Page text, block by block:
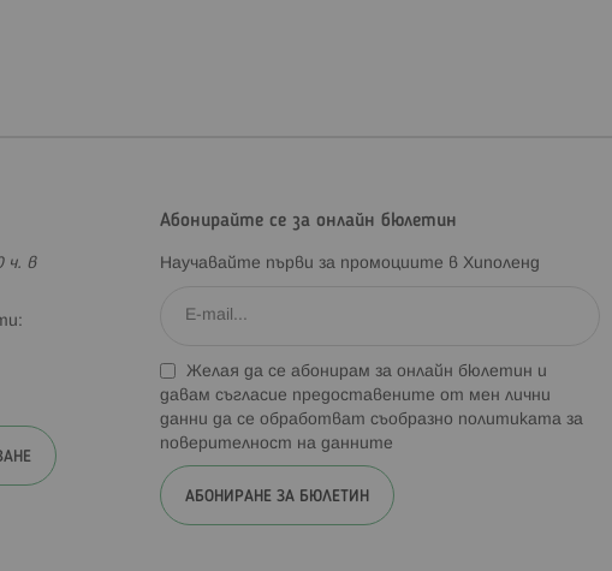
ч. в
Абонирайте се за онлайн бюлетин
Научавайте първи за промоциите в Хиполенд
Желая да се абонирам за онлайн бюлетин и
давам съгласие предоставените от мен лични
данни да се обработват съобразно политиката за
поверителност на данните
АБОНИРАНЕ ЗА БЮЛЕТИН